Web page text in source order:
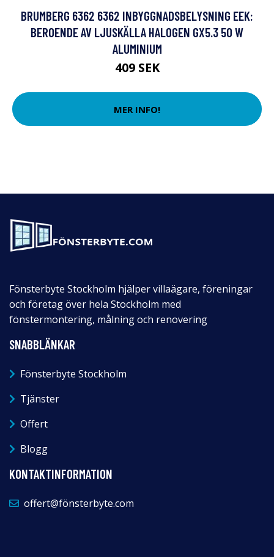
BRUMBERG 6362 6362 INBYGGNADSBELYSNING EEK:
BEROENDE AV LJUSKÄLLA HALOGEN GX5.3 50 W
ALUMINIUM
409 SEK
MER INFO!
Fönsterbyte Stockholm hjälper villaägare, föreningar
och företag över hela Stockholm med
fönstermontering, målning och renovering
SNABBLÄNKAR
Fönsterbyte Stockholm
Tjänster
Offert
Blogg
KONTAKTINFORMATION
offert@fönsterbyte.com